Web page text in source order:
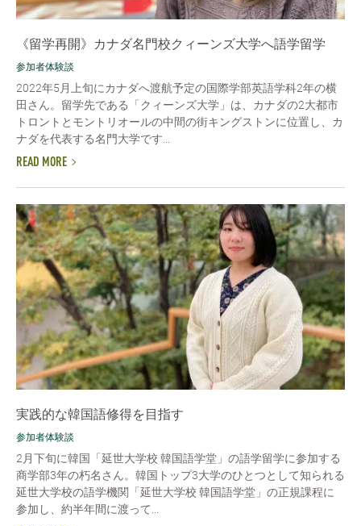
《留学再開》カナダ名門校クィーンズ大学へ語学留学
参加者体験談
2022年5月上旬にカナダへ渡航予定の国際学部英語学科2年の横
田さん。留学先である「クィーンズ大学」は、カナダの2大都市
トロントとモントリオールの中間の街キングストンに位置し、カ
ナダを代表する名門大学です...
READ MORE
実践的な韓国語修得を目指す
参加者体験談
2月下旬に韓国「延世大学校 韓国語学堂」の語学留学に参加する
商学部3年の朽名さん。韓国トップ3大学のひとつとして知られる
延世大学校の語学機関「延世大学校 韓国語学堂」の正規課程に
参加し、約半年間に渡って...